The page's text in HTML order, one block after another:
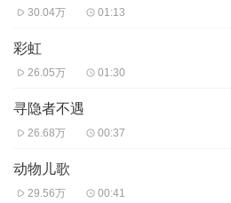
30.04万 01:13
彩虹
26.05万 01:30
寻隐者不遇
26.68万 00:37
动物儿歌
29.56万 00:41